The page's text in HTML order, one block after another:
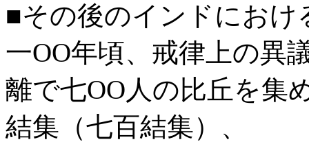
■その後のインドにおけ
一OO年頃、戒律上の異
離で七OO人の比丘を集
結集（七百結集）、